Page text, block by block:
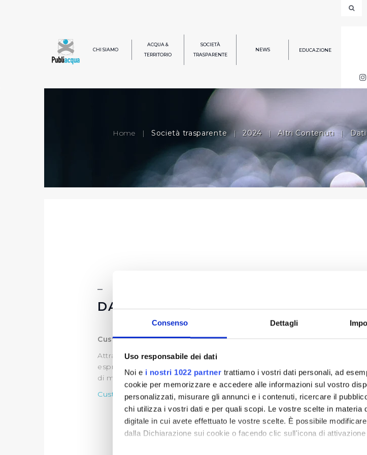
Consenso Dettagli
Uso responsabile dei dati
Noi e i nostri 1022 partner trattiamo i vostri dati personali, ad
cookie per memorizzare e accedere alle informazioni sul vostro
personalizzati, misurare gli annunci e i contenuti, ricercare il
chi utilizza i vostri dati e per quali scopi. Le vostre scelte in
digitale in cui avete effettuato le vostre scelte. È possibile
dalla Dichiarazione sui cookie o facendo clic sull'icona di
CHI SIAMO
ACQUA &
TERRITORIO
SOCIETÀ
TRASPARENTE
NEWS EDUCAZIONE
Home | Società trasparente | 2024 | Altri Contenuti |
DATI ULTERIORI
Customer Satisfaction
Attraverso l’indagine di customer,
esprime sul servizio idrico integrato ed in base a questi orienta le
di migliorare il servizio.
Customer Satisfaction I Sem.2024